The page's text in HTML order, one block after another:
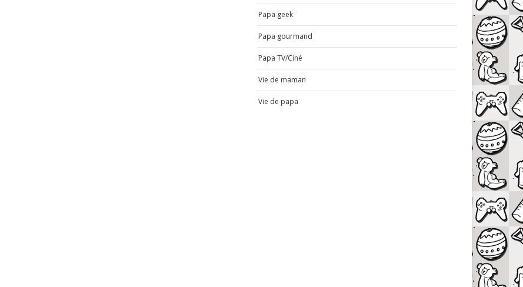
Papa geek
Papa gourmand
Papa TV/Ciné
Vie de maman
Vie de papa